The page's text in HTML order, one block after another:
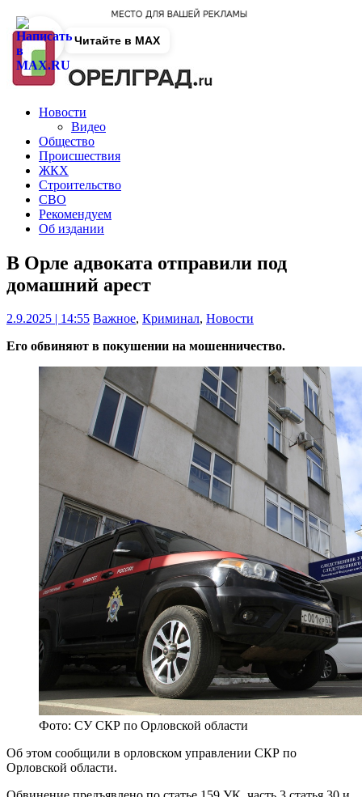
Новости
Видео
Общество
Происшествия
ЖКХ
Строительство
СВО
Рекомендуем
Об издании
В Орле адвоката отправили под
домашний арест
2.9.2025 | 14:55 Важное, Криминал, Новости
Его обвиняют в покушении на мошенничество.
Фото: СУ СКР по Орловской области
Об этом сообщили в орловском управлении СКР по
Орловской области.
Читайте в MAX